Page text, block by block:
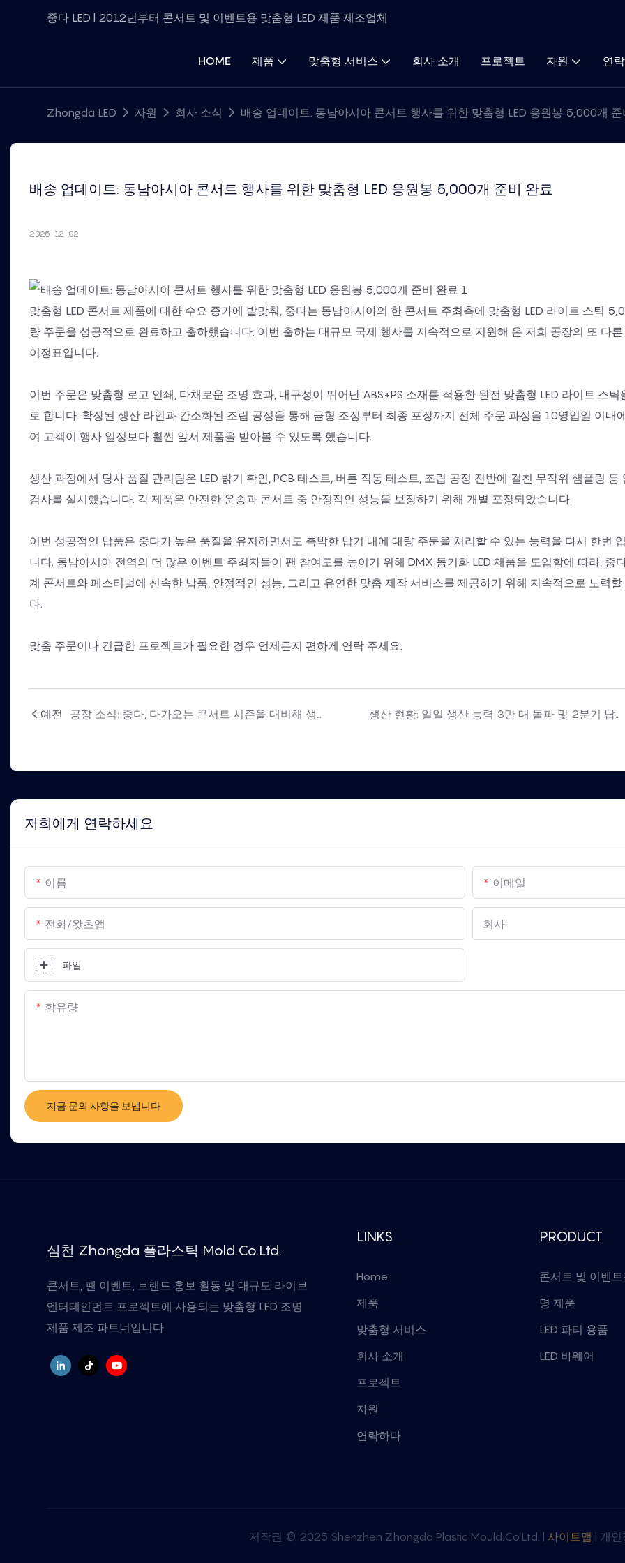
중다 LED | 2012년부터 콘서트 및 이벤트용 맞춤형 LED 제품 제조업체
HOME 제품 맞춤형 서비스 회사 소개 프로젝트 자원 연
Zhongda LED 자원 회사 소식 배송 업데이트: 동남아시아 콘서트 행사를 위한 맞춤형 LED 응원봉 5,000개
배송 업데이트: 동남아시아 콘서트 행사를 위한 맞춤형 LED 응원봉 5,000개 준비 완료
2025-12-02
맞춤형 LED 콘서트 제품에 대한 수요 증가에 발맞춰, 중다는 동남아시아의 한 콘서트 주최측에 맞춤형 LED 라이트 스틱
량 주문을 성공적으로 완료하고 출하했습니다. 이번 출하는 대규모 국제 행사를 지속적으로 지원해 온 저희 공장의 또 다
이정표입니다.
이번 주문은 맞춤형 로고 인쇄, 다채로운 조명 효과, 내구성이 뛰어난 ABS+PS 소재를 적용한 완전 맞춤형 LED 라이트 스틱
로 합니다. 확장된 생산 라인과 간소화된 조립 공정을 통해 금형 조정부터 최종 포장까지 전체 주문 과정을 10영업일 이내
여 고객이 행사 일정보다 훨씬 앞서 제품을 받아볼 수 있도록 했습니다.
생산 과정에서 당사 품질 관리팀은 LED 밝기 확인, PCB 테스트, 버튼 작동 테스트, 조립 공정 전반에 걸친 무작위 샘플링 등
검사를 실시했습니다. 각 제품은 안전한 운송과 콘서트 중 안정적인 성능을 보장하기 위해 개별 포장되었습니다.
이번 성공적인 납품은 중다가 높은 품질을 유지하면서도 촉박한 납기 내에 대량 주문을 처리할 수 있는 능력을 다시 한번
니다. 동남아시아 전역의 더 많은 이벤트 주최자들이 팬 참여도를 높이기 위해 DMX 동기화 LED 제품을 도입함에 따라, 중
계 콘서트와 페스티벌에 신속한 납품, 안정적인 성능, 그리고 유연한 맞춤 제작 서비스를 제공하기 위해 지속적으로 노력
다.
맞춤 주문이나 긴급한 프로젝트가 필요한 경우 언제든지 편하게 연락 주세요.
예전 생산 현황: 일일 생산 능력 3만 대 돌파 및 2분기 납기 지연 예상
저희에게 연락하세요
이름 이메일
전화/왓츠앱 회사
파일
함유량
지금 문의 사항을 보냅니다
심천 Zhongda 플라스틱 Mold.Co.Ltd.
콘서트, 팬 이벤트, 브랜드 홍보 활동 및 대규모 라이브
엔터테인먼트 프로젝트에 사용되는 맞춤형 LED 조명
제품 제조 파트너입니다.
LINKS
Home
제품
맞춤형 서비스
회사 소개
프로젝트
자원
연락하다
PRODUCT
콘서트 및 이벤트
명 제품
LED 파티 용품
LED 바웨어
저작권 © 2025 Shenzhen Zhongda Plastic Mould.Co.Ltd. | 사이트맵 | 개